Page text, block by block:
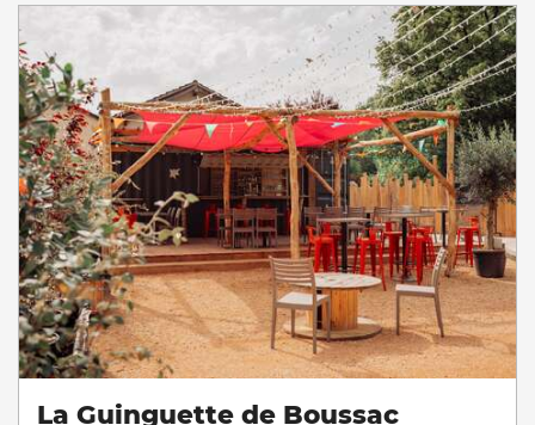
La Guinguette de Boussac